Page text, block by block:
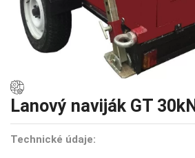
Lanový naviják GT 30kN
Technické údaje: